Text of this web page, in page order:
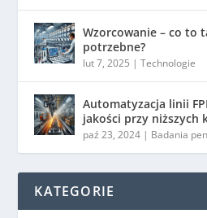
Wzorcowanie – co to
potrzebne?
lut 7, 2025 |Technologie
Automatyzacja linii
jakości przy niższych
paź 23, 2024 | Badania
KATEGORIE